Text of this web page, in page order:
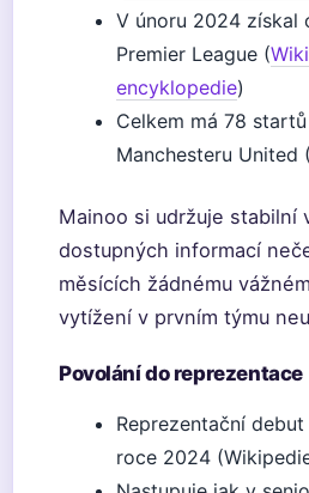
V únoru 2024 získal
Premier League (
encyklopedie)
Celkem má 78
Manchesteru United
Mainoo si udržuje stabilní
dostupných informací
měsících žádnému
vytížení v prvním týmu
Povolání do reprezentace
Reprezentační
roce 2024